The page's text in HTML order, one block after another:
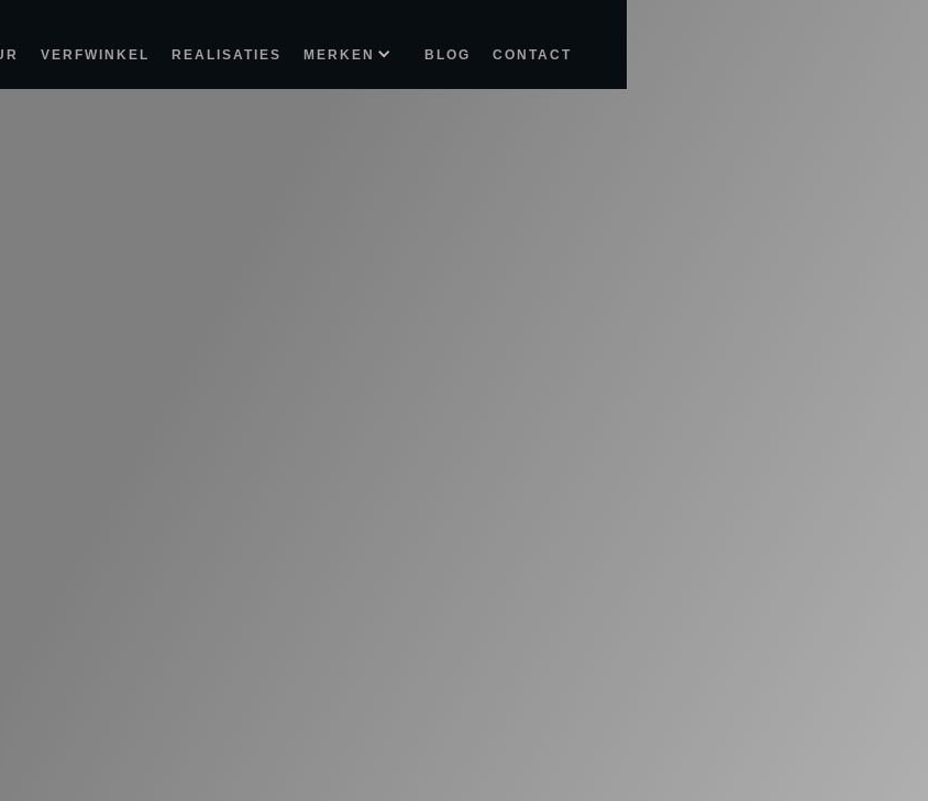
VERFWINKEL REALISATIES MERKEN BLOG CONTACT